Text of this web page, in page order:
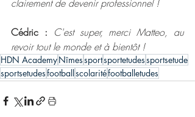
clairement de devenir professionnel !
Cédric : C'est super, merci Matteo, au
revoir tout le monde et à bientôt !
HDN AcademyNîmessportsportetudessportsetude
sportsetudesfootballscolaritéfootballetudes